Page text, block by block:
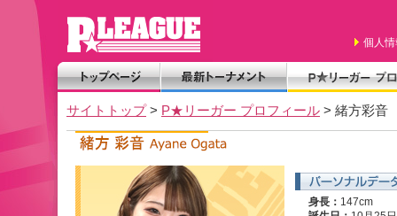
個人
サイトトップ> P★リーガー プロフィール > 緒方彩音